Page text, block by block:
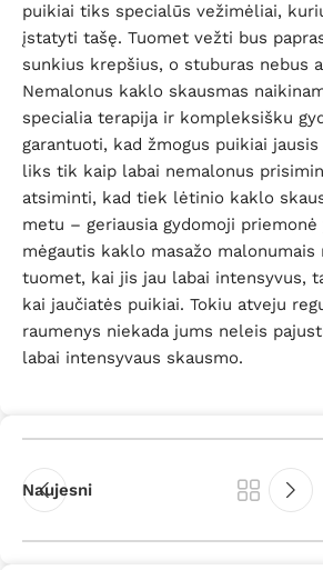
puikiai tiks specialūs vežimėliai,
įstatyti tašę. Tuomet vežti bus
sunkius krepšius, o stuburas nebus
Nemalonus kaklo skausmas
specialia terapija ir kompleksišku
garantuoti, kad žmogus puikiai
liks tik kaip labai nemalonus
atsiminti, kad tiek lėtinio kaklo
metu – geriausia gydomoji priemonė
mėgautis kaklo masažo
tuomet, kai jis jau labai intensyvus,
kai jaučiatės puikiai. Tokiu atveju
raumenys niekada jums neleis
labai intensyvaus skausmo.
Naujesni